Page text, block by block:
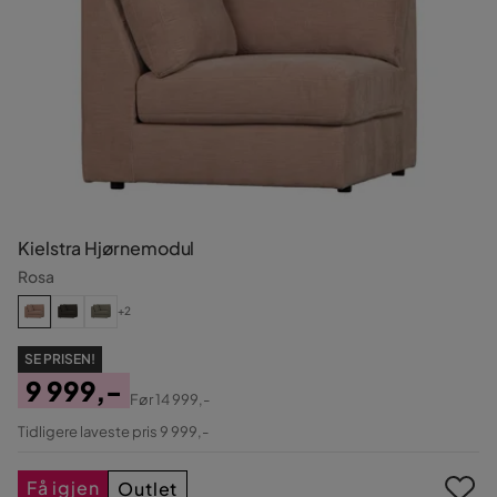
Kielstra Hjørnemodul
Rosa
+2
SE PRISEN!
Pris
9 999,-
Original
Før14 999,-
Tidligere laveste pris 9 999,-
Få igjen Outlet